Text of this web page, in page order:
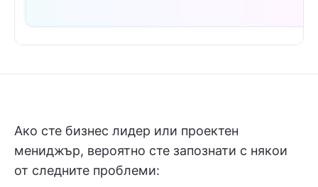
Ако сте бизнес лидер или проектен
мениджър, вероятно сте запознати с някои
от следните проблеми: